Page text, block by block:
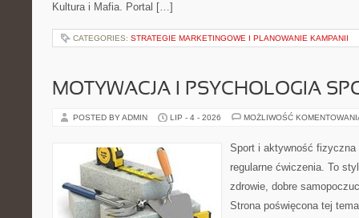
Kultura i Mafia. Portal […]
CATEGORIES: STRATEGIE MARKETINGOWE I PLANOWANIE KAMPANII
MOTYWACJA I PSYCHOLOGIA
POSTED BY ADMIN LIP - 4 - 2026 MOŻLIWOŚĆ
Sport i aktywność
regularne ćwiczenia. To
zdrowie, dobre
Strona poświęcona tej